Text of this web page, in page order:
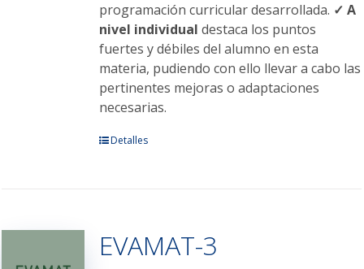
programación curricular desarrollada. ✓ A
nivel individual destaca los puntos
fuertes y débiles del alumno en esta
materia, pudiendo con ello llevar a cabo las
pertinentes mejoras o adaptaciones
necesarias.
Este
Las
opciones
Detalles
EVAMAT-3